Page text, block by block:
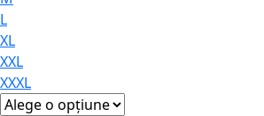
L
XL
XXL
XXXL